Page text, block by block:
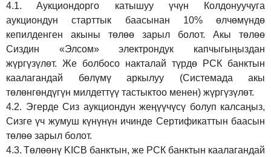
4.1.
Аукциондорго катышуу үчүн Колдонуучуга
аукциондун старттык баасынан 10% өлчөмүндө
кепилденген акыны төлөө зарыл болот. Акы төлөө
Сиздин «Элсом»электрондук капчыгыңыздан
жүргүзүлөт. Же болбосо накталай түрдө РСК банктын
каалагандай бөлүмү аркылуу (Системада акы
төлөнгөндүгүн милдеттүү тастыктоо менен) жүргүзүлөт.
4.2. Эгерде Сиз аукциондун жеңүүчүсү болуп калсаңыз,
Сизге үч жумуш күнүнүн ичинде Сертификаттын баасын
төлөө зарыл болот.
4.3. Төлөөнү KICB банктын, же РСК банктын каалагандай